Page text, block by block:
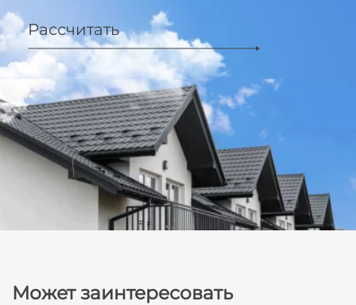
Рассчитать
Может заинтересовать